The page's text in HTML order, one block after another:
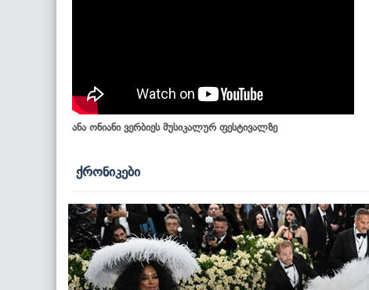
ანა ონიანი ვერბიეს მუსიკალურ ფესტივალზე
ქრონიკები